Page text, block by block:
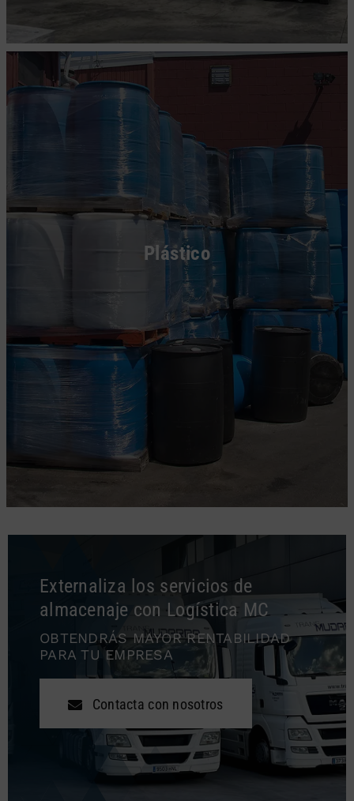
Plástico
Externaliza los servicios de
almacenaje con Logística MC
OBTENDRÁS MAYOR RENTABILIDAD
PARA TU EMPRESA
Contacta con nosotros